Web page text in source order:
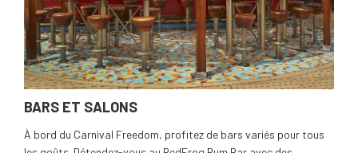
BARS ET SALONS
À bord du Carnival Freedom, profitez de bars variés pour tous